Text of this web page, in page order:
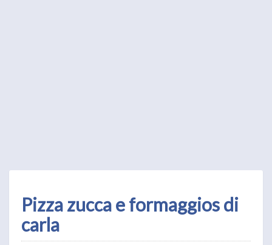
Pizza zucca e formaggios di
carla